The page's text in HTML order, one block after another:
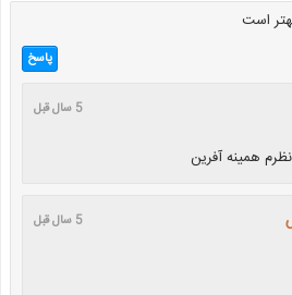
است
پاسخ
5 سال قبل
همینه آفرین
5 سال قبل